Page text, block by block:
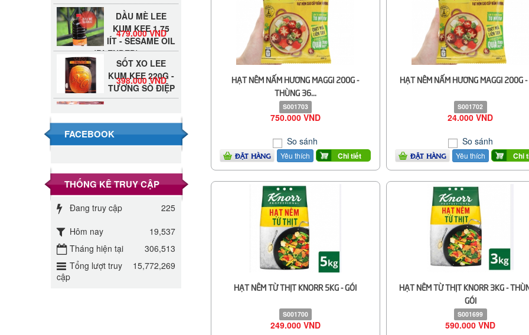
HẠT NÊM NẤM HƯƠNG MAGGI 200G -
THÙNG 36...
S001703
750.000 VND
So sánh
ĐẶT HÀNG Yêu thích Chi tiết
HẠT NÊM NẤM HƯƠNG MAGGI 200G -
S001702
24.000 VND
So sánh
ĐẶT HÀNG Yêu thích Chi
HẠT NÊM TỪ THỊT KNORR 5KG - GÓI
S001700
249.000 VND
HẠT NÊM TỪ THỊT KNORR 3KG -
GÓI
S001699
590.000 VND
DẦU MÈ LEE
KUM KEE 1.75
lÍT - SESAME OIL
(BLENDED)
479.000 VND
SỐT XO LEE
KUM KEE 220G -
TƯƠNG SÒ ĐIỆP
398.000 VND
Đường Thốt Nốt
Đường phèn hạt
Đường phèn
Long An bao
295.000 VND
nhiên Biên Hòa
gói 1kg
FACEBOOK
THỐNG KÊ TRUY CẬP
Đang truy cập
225
Hôm nay
19,537
Tháng hiện tại
306,513
Tổng lượt truy
cập
15,772,269